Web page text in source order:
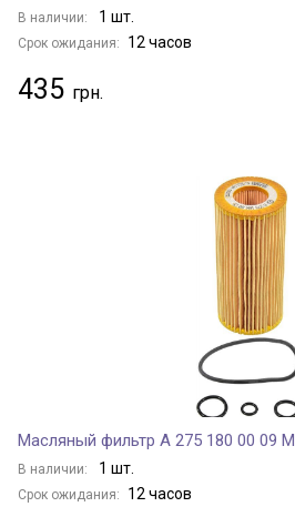
В наличии: 1 шт.
Срок ожидания: 12 часов
435
Масляный фильтр A 275 180 00 09
В наличии: 1 шт.
Срок ожидания: 12 часов